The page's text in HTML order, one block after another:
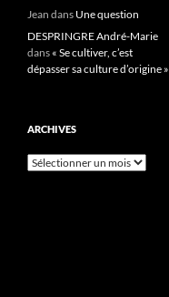
Jean dans Une question
DESPRINGRE André-Marie
dans « Se cultiver, c’est
dépasser sa culture d’origine »
ARCHIVES
Archives